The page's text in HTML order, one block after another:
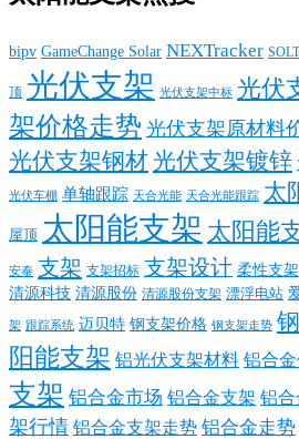
bipv GameChange Solar NEXTracker
顶 光伏支架 光伏支架中标 光伏
架价格走势 光伏支架原材料
光伏支架钢材光伏支架镀锌
光伏车棚 单轴跟踪 天合光能 天合光能跟踪 太
屋顶 太阳能支架 太阳能
安泰 支架 支架招标 支架设计 柔性支架
清源科技 清源股份 清源股份支架 漂浮电站
架 跟踪系统 迈贝特 钢支架价格 钢支架走势
阳能支架 铝光伏支架材料 铝合
支架 铝合金市场 铝合金支架 铝合
架行情 铝合金支架走势 铝合金走势